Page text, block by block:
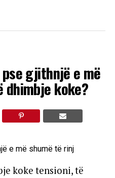
gjithnjë e më
koke?
koke tensioni, të